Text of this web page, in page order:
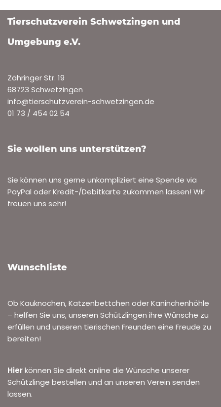
Tierschutzverein Schwetzingen und
Umgebung e.V.
Zähringer Str. 19
68723 Schwetzingen
info@tierschutzverein-schwetzingen.de
01 73 / 454 02 54
Sie wollen uns unterstützen?
Sie können uns gerne unkompliziert eine Spende via
PayPal oder Kredit-/Debitkarte zukommen lassen! Wir
freuen uns sehr!
Wunschliste
Ob Kauknochen, Katzenbettchen oder Kaninchenhöhle
– helfen Sie uns, unseren Schützlingen ihre Wünsche zu
erfüllen und unseren tierischen Freunden eine Freude zu
bereiten!
Hierkönnen Sie direkt online die Wünsche unserer
Schützlinge bestellen und an unseren Verein senden
lassen.